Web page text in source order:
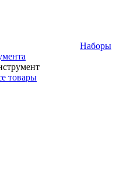
Наборы
товары